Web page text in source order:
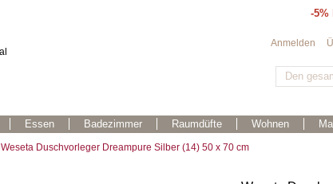
-5%
Essen Badezimmer Raumdüfte Wohnen
Anmelden
Weseta Duschvorleger Dreampure Silber (14) 50 x 70 cm